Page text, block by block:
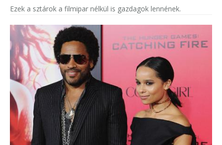
Ezek a sztárok a filmipar nélkül is gazdagok lennének.